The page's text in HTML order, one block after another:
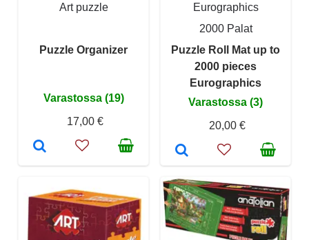
Art puzzle
Puzzle Organizer
Varastossa (19)
17,00 €
Eurographics
2000 Palat
Puzzle Roll Mat up to
2000 pieces
Eurographics
Varastossa (3)
20,00 €